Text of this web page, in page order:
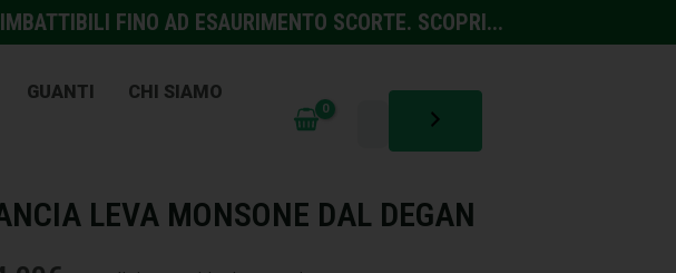
FINO AD ESAURIMENTO SCORTE. SCOPRI...
GUANTI CHI SIAMO
LEVA MONSONE DAL DEGAN